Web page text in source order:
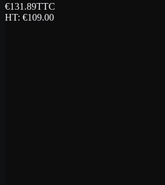
€131.89TTC
HT: €109.00